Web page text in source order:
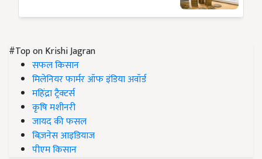
#Top on Krishi Jagran
सफल किसान
मिलेनियर फार्मर ऑफ इंडिया अवॉर्ड
महिंद्रा ट्रैक्टर्स
कृषि मशीनरी
जायद की फसल
बिज़नेस आइडियाज
पीएम किसान